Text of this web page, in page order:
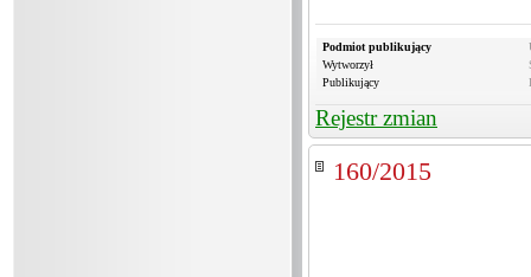
Podmiot publikujący
Wytworzył
Publikujący
Rejestr zmian
160/2015